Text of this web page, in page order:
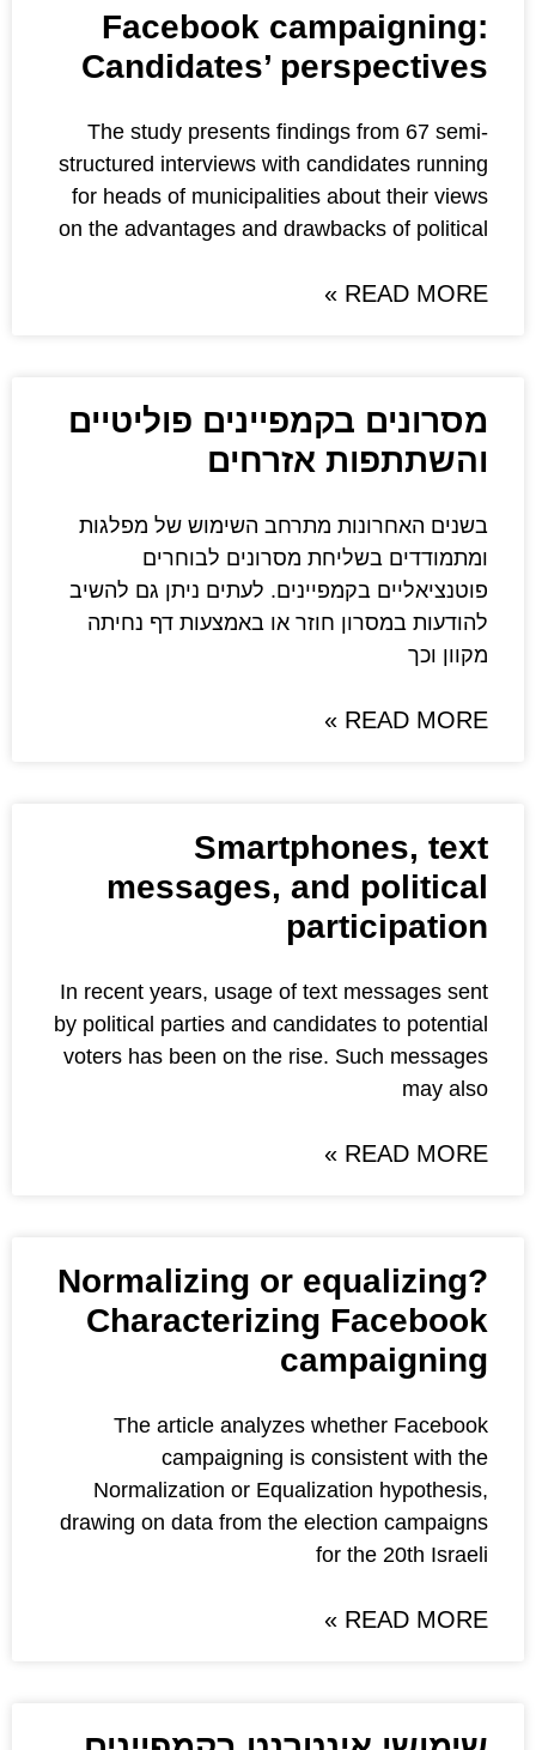
Facebook
Candidates’
The study presents
structured interviews with
for heads of municipalities
on the advantages and
פוליטיים
אזרחים
מתרחב השימוש של מפלגות
מסרונים לבוחרים
לעתים ניתן גם להשיב
חוזר או באמצעות דף נחיתה
messages,
In recent years, usage of text
by political parties and
voters has been on the rise.
Normalizing or
Characterizing
The article analyzes
campaigning is
Normalization or
drawing on data from the